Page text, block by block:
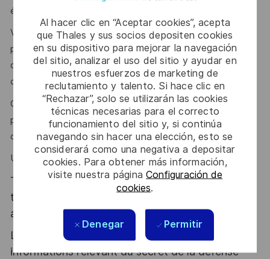
Al hacer clic en “Aceptar cookies”, acepta
que Thales y sus socios depositen cookies
en su dispositivo para mejorar la navegación
del sitio, analizar el uso del sitio y ayudar en
nuestros esfuerzos de marketing de
reclutamiento y talento. Si hace clic en
“Rechazar”, solo se utilizarán las cookies
técnicas necesarias para el correcto
funcionamiento del sitio y, si continúa
navegando sin hacer una elección, esto se
considerará como una negativa a depositar
cookies. Para obtener más información,
visite nuestra páginaConfiguración de
cookies.
Denegar Permitir
équipe dans des environnements difficiles.
Vous êtes en capacité de gérer de multiples
problématiques en parallèle avec une forte capacité
d’organisation du travail et une bonne gestion du stress et
des priorités.
On vous reconnait pour votre capacité à être force de
proposition, autonome, synthétique et doté d'une bonne
capacité d'écoute.
Un bon niveau d'anglais est souhaité.
Thales, entreprise Handi-Engagée, reconnait
tous les talents. La diversité est notre meilleur
atout. Postulez et rejoignez nous !
Le poste pouvant nécessiter d'accéder à des
informations relevant du secret de la défense